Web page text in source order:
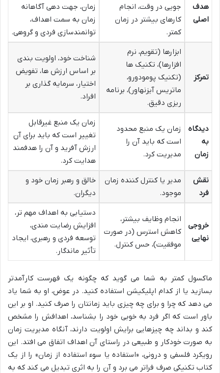
هدف
اصلی
جویی در وقت، انجام
کارهای بیشتر در زمان
کمتر.
زمان، جهت دهی آگاهانه
زمان به سمت اهداف،
توانمندسازی فردی و گروهی.
تمرکز
ابزارها (تقویم، نرم
افزارها)، تکنیک ها
(تکنیک پومودورو،
ماتریس آیزنهاور)، برنامه
ریزی دقیق.
شناخت خود، اولویت بندی
بر اساس ارزش ها، تفویض
اختیار، سرمایه گذاری بر
افراد.
دیدگاه
به
زمان
زمان یک منبع محدود
است که باید آن را
مدیریت کرد.
زمان یک منبع غیرقابل
تغییر است که باید برای آن
ارزش آفرید و آن را هدفمند
هدایت کرد.
نقش
فرد
مدیر یا کنترل کننده زمان
موجود.
خالق و رهبر زمان خود و
دیگران.
خروجی
نهایی
انجام وظایف بیشتر،
کاهش استرس (در صورت
موفقیت)، حس کنترل.
دستیابی به اهداف مهم تر،
افزایش رضایت مندی،
توسعه فردی و رهبری، ایجاد
تأثیر ماندگار.
ماکسول کمتر به شما می گوید که چگونه یک فهرست کارآمدتر
بسازید یا از کدام اپلیکیشن استفاده کنید. در عوض، او به شما یاد
می دهد که چرا و برای چه چیزی باید زمانتان را صرف کنید. او بر این
باور است که اگر فرد به خوبی خود را بشناسد، اهدافش را مشخص
کند و بداند چه چیزهایی برایش اولویت دارند، آنگاه مدیریت زمان
به صورت خودکار و طبیعی در راستای آن اهداف اتفاق می افتد. این
رویکرد فلسفی و درونی، «استفاده یا سوء استفاده از زمان» را از یک
کتاب تکنیکی صرف فراتر می برد و آن را به اثری تبدیل می کند که به